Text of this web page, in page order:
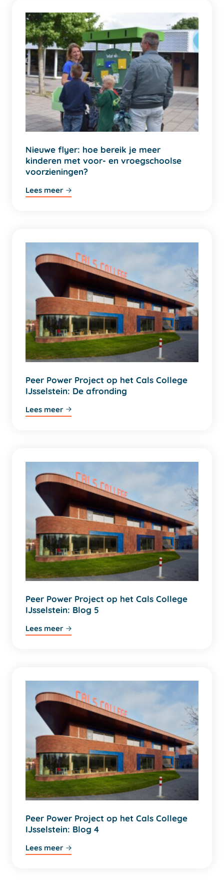
Nieuwe flyer: hoe bereik je meer
kinderen met voor- en vroegschoolse
voorzieningen?
Lees meer
Peer Power Project op het Cals College
IJsselstein: De afronding
Lees meer
Peer Power Project op het Cals College
IJsselstein: Blog 5
Lees meer
Peer Power Project op het Cals College
IJsselstein: Blog 4
Lees meer